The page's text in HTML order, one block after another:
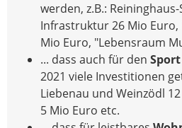
werden, z.B.:
Infrastruktur 26 Mio Euro,
Mio Euro, "Lebensraum
... dass auch für den Sport
2021 viele Investitionen
Liebenau und Weinzödl
5 Mio Euro etc.